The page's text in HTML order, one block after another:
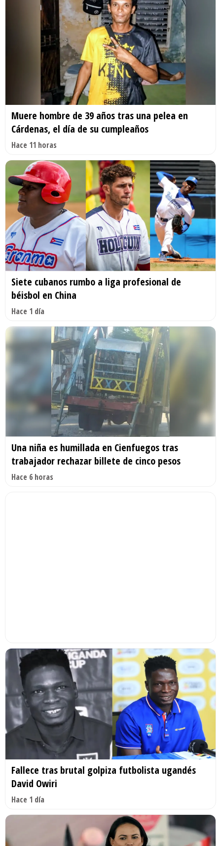
Muere hombre de 39 años tras una pelea en
Cárdenas, el día de su cumpleaños
Hace 11 horas
Siete cubanos rumbo a liga profesional de
béisbol en China
Hace 1 día
Una niña es humillada en Cienfuegos tras
trabajador rechazar billete de cinco pesos
Hace 6 horas
Fallece tras brutal golpiza futbolista ugandés
David Owiri
Hace 1 día